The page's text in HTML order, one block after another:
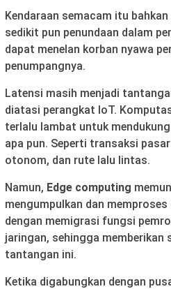
Kendaraan semacam itu
sedikit pun penundaan dalam
dapat menelan korban nyawa
penumpangnya.
Latensi masih menjadi
diatasi perangkat IoT.
terlalu lambat untuk
apa pun. Seperti transaksi
otonom, dan rute lalu lintas.
Namun, Edge computing
mengumpulkan dan
dengan memigrasi fungsi
jaringan, sehingga memberikan
tantangan ini.
Ketika digabungkan dengan